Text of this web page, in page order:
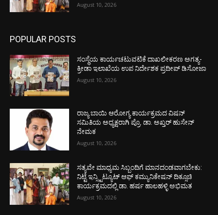
August 10, 2026
POPULAR POSTS
ಸಂಸ್ಥೆಯ ಕಾರ್ಯಚಟುವಟಿಕೆ ದಾಖಲೀಕರಣ ಅಗತ್ಯ-
ಕ್ರೀಡಾ ಇಲಾಖೆಯ ಉಪ ನಿರ್ದೇಶಕ ಪ್ರದೀಪ್ ಡಿಸೋಜಾ
August 10, 2026
ರಾಜ್ಯ ಬಾಯಿ ಆರೋಗ್ಯ ಕಾರ್ಯಕ್ರಮದ ವಿಷನ್
ಸಮಿತಿಯ ಅಧ್ಯಕ್ಷರಾಗಿ ಪ್ರೊ. ಡಾ. ಅಖ್ತರ್ ಹುಸೇನ್
ನೇಮಕ
August 10, 2026
ಸತ್ಯವೇ ಮಾಧ್ಯಮ ಸಿಬ್ಬಂದಿಗೆ ಮಾನದಂಡವಾಗಬೇಕು:
ನಿಟ್ಟೆ ಇನ್ಸ್ಟಿಟ್ಯೂಟ್ ಆಫ್ ಕಮ್ಯುನಿಕೇಷನ್ ದಿಕ್ಸೂಚಿ
ಕಾರ್ಯಕ್ರಮದಲ್ಲಿ ಡಾ. ಹರ್ಷ ಹಾಲಹಳ್ಳಿ ಅಭಿಮತ
August 10, 2026